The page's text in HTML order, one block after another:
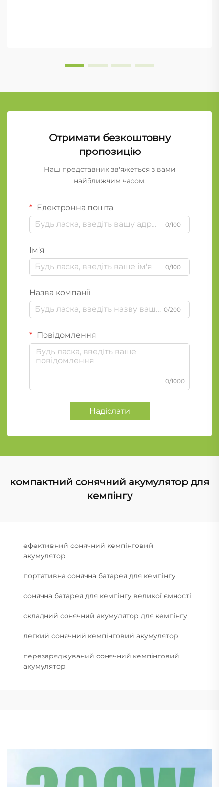
Отримати безкоштовну
пропозицію
Наш представник зв'яжеться з вами
найближчим часом.
Електронна пошта
0/100
Ім'я
0/100
Назва компанії
0/200
Повідомлення
0/1000
Надіслати
компактний сонячний акумулятор для
кемпінгу
ефективний сонячний кемпінговий
акумулятор
портативна сонячна батарея для кемпінгу
сонячна батарея для кемпінгу великої ємності
складний сонячний акумулятор для кемпінгу
легкий сонячний кемпінговий акумулятор
перезаряджуваний сонячний кемпінговий
акумулятор